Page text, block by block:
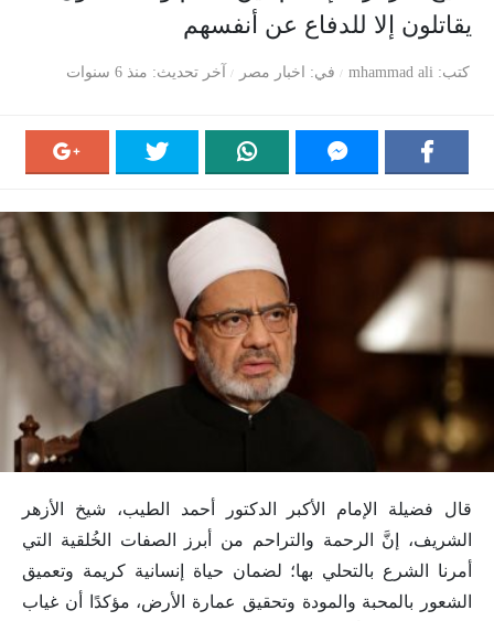
يقاتلون إلا للدفاع عن أنفسهم
كتب mhammad ali في اخبار مصر آخر تحديث منذ 6 سنوات
قال فضيلة الإمام الأكبر الدكتور أحمد الطيب، شيخ الأزهر
الشريف، إنَّ الرحمة والتراحم من أبرز الصفات الخُلقية التي
أمرنا الشرع بالتحلي بها؛ لضمان حياة إنسانية كريمة وتعميق
الشعور بالمحبة والمودة وتحقيق عمارة الأرض، مؤكدًا أن غياب